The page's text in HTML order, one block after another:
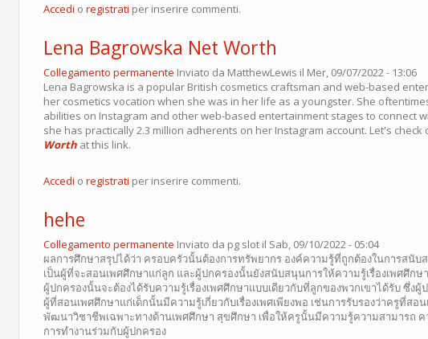
Accedi o registrati per inserire commenti.
Lena Bagrowska Net Worth
Collegamento permanente Inviato da MatthewLewis il Mer, 09/07/2022 - 13:06
Lena Bagrowska is a popular British cosmetics craftsman and web-based
her cosmetics vocation when she was in her life as a youngster. She
abilities on Instagram and other web-based entertainment stages to connect
she has practically 2.3 million adherents on her Instagram account. Let's check
Worth at this link.
Accedi o registrati per inserire commenti.
hehe
Collegamento permanente Inviato da pg slot il Sab, 09/10/2022 - 05:04
ผลการศึกษาสรุปได้ว่า ครอบครัวนั้นต้องการทรัพยากร องค์ความรู้ที่ถูกต้องในการสนับ
เป็นผู้ที่จะสอนเพศศึกษาแก่ลูก และผู้ปกครองนั้นยังสนับสนุนการให้ความรู้เรื่องเพศศึกษ
ผู้ปกครองนั้นจะต้องได้รับความรู้เรื่องเพศศึกษาแบบเดียวกับที่ลูกของพวกเขาได้รับ ซึ่งผู้
ผู้ที่สอนเพศศึกษาแก่เด็กนั้นมีความรู้เกี่ยวกับเรื่องเพศเพียงพอ เช่นการรับรองว่าครูที่สอ
พัฒนาวิชาชีพเฉพาะทางด้านเพศศึกษา สุขศึกษา เพื่อให้ครูนั้นมีความรู้ความสามารถ ค
การทำงานร่วมกับผู้ปกครอง